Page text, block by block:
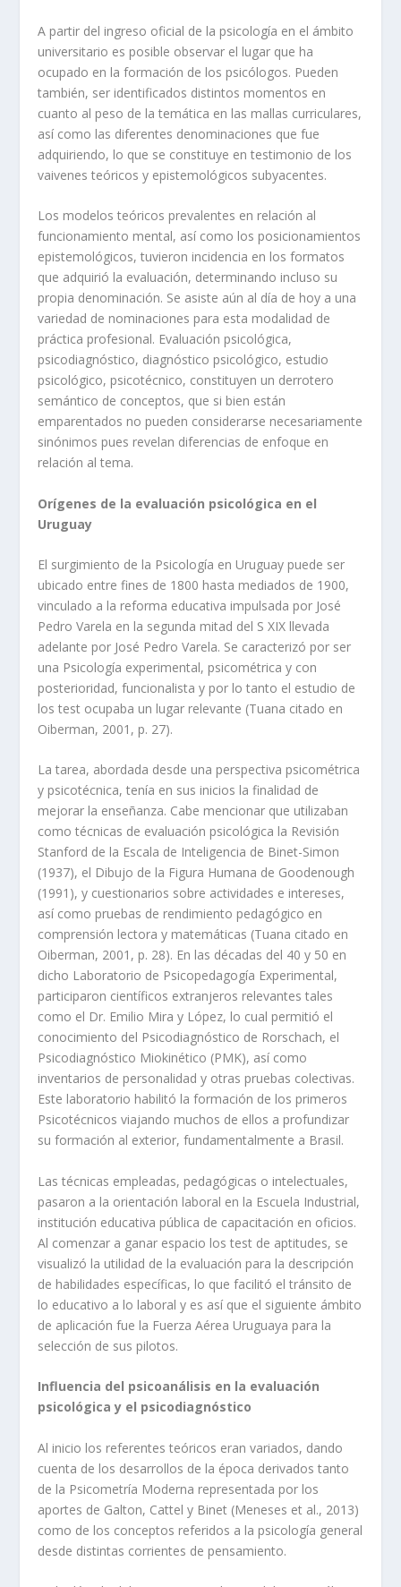
A partir del ingreso oficial de la psicología en el ámbito
universitario es posible observar el lugar que ha
ocupado en la formación de los psicólogos. Pueden
también, ser identificados distintos momentos en
cuanto al peso de la temática en las mallas curriculares,
así como las diferentes denominaciones que fue
adquiriendo, lo que se constituye en testimonio de los
vaivenes teóricos y epistemológicos subyacentes.
Los modelos teóricos prevalentes en relación al
funcionamiento mental, así como los posicionamientos
epistemológicos, tuvieron incidencia en los formatos
que adquirió la evaluación, determinando incluso su
propia denominación. Se asiste aún al día de hoy a una
variedad de nominaciones para esta modalidad de
práctica profesional. Evaluación psicológica,
psicodiagnóstico, diagnóstico psicológico, estudio
psicológico, psicotécnico, constituyen un derrotero
semántico de conceptos, que si bien están
emparentados no pueden considerarse necesariamente
sinónimos pues revelan diferencias de enfoque en
relación al tema.
Orígenes de la evaluación psicológica en el
Uruguay
El surgimiento de la Psicología en Uruguay puede ser
ubicado entre fines de 1800 hasta mediados de 1900,
vinculado a la reforma educativa impulsada por José
Pedro Varela en la segunda mitad del S XIX llevada
adelante por José Pedro Varela. Se caracterizó por ser
una Psicología experimental, psicométrica y con
posterioridad, funcionalista y por lo tanto el estudio de
los test ocupaba un lugar relevante (Tuana citado en
Oiberman, 2001, p. 27).
La tarea, abordada desde una perspectiva psicométrica
y psicotécnica, tenía en sus inicios la finalidad de
mejorar la enseñanza. Cabe mencionar que utilizaban
como técnicas de evaluación psicológica la Revisión
Stanford de la Escala de Inteligencia de Binet-Simon
(1937), el Dibujo de la Figura Humana de Goodenough
(1991), y cuestionarios sobre actividades e intereses,
así como pruebas de rendimiento pedagógico en
comprensión lectora y matemáticas (Tuana citado en
Oiberman, 2001, p. 28). En las décadas del 40 y 50 en
dicho Laboratorio de Psicopedagogía Experimental,
participaron científicos extranjeros relevantes tales
como el Dr. Emilio Mira y López, lo cual permitió el
conocimiento del Psicodiagnóstico de Rorschach, el
Psicodiagnóstico Miokinético (PMK), así como
inventarios de personalidad y otras pruebas colectivas.
Este laboratorio habilitó la formación de los primeros
Psicotécnicos viajando muchos de ellos a profundizar
su formación al exterior, fundamentalmente a Brasil.
Las técnicas empleadas, pedagógicas o intelectuales,
pasaron a la orientación laboral en la Escuela Industrial,
institución educativa pública de capacitación en oficios.
Al comenzar a ganar espacio los test de aptitudes, se
visualizó la utilidad de la evaluación para la descripción
de habilidades específicas, lo que facilitó el tránsito de
lo educativo a lo laboral y es así que el siguiente ámbito
de aplicación fue la Fuerza Aérea Uruguaya para la
selección de sus pilotos.
Influencia del psicoanálisis en la evaluación
psicológica y el psicodiagnóstico
Al inicio los referentes teóricos eran variados, dando
cuenta de los desarrollos de la época derivados tanto
de la Psicometría Moderna representada por los
aportes de Galton, Cattel y Binet (Meneses et al., 2013)
como de los conceptos referidos a la psicología general
desde distintas corrientes de pensamiento.